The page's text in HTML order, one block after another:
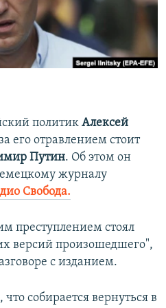
политик Алексей
его отравлением стоит
Путин. Об этом он
журналу
Свобода.
преступлением стоял
версий произошедшего",
с изданием.
собирается вернуться в